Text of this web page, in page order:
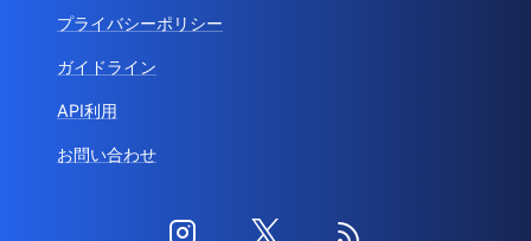
プライバシーポリシー
ガイドライン
API利用
お問い合わせ